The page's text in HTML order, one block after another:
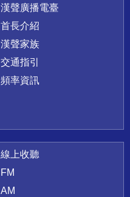
漢聲廣播電臺
首長介紹
漢聲家族
交通指引
頻率資訊
線上收聽
FM
AM